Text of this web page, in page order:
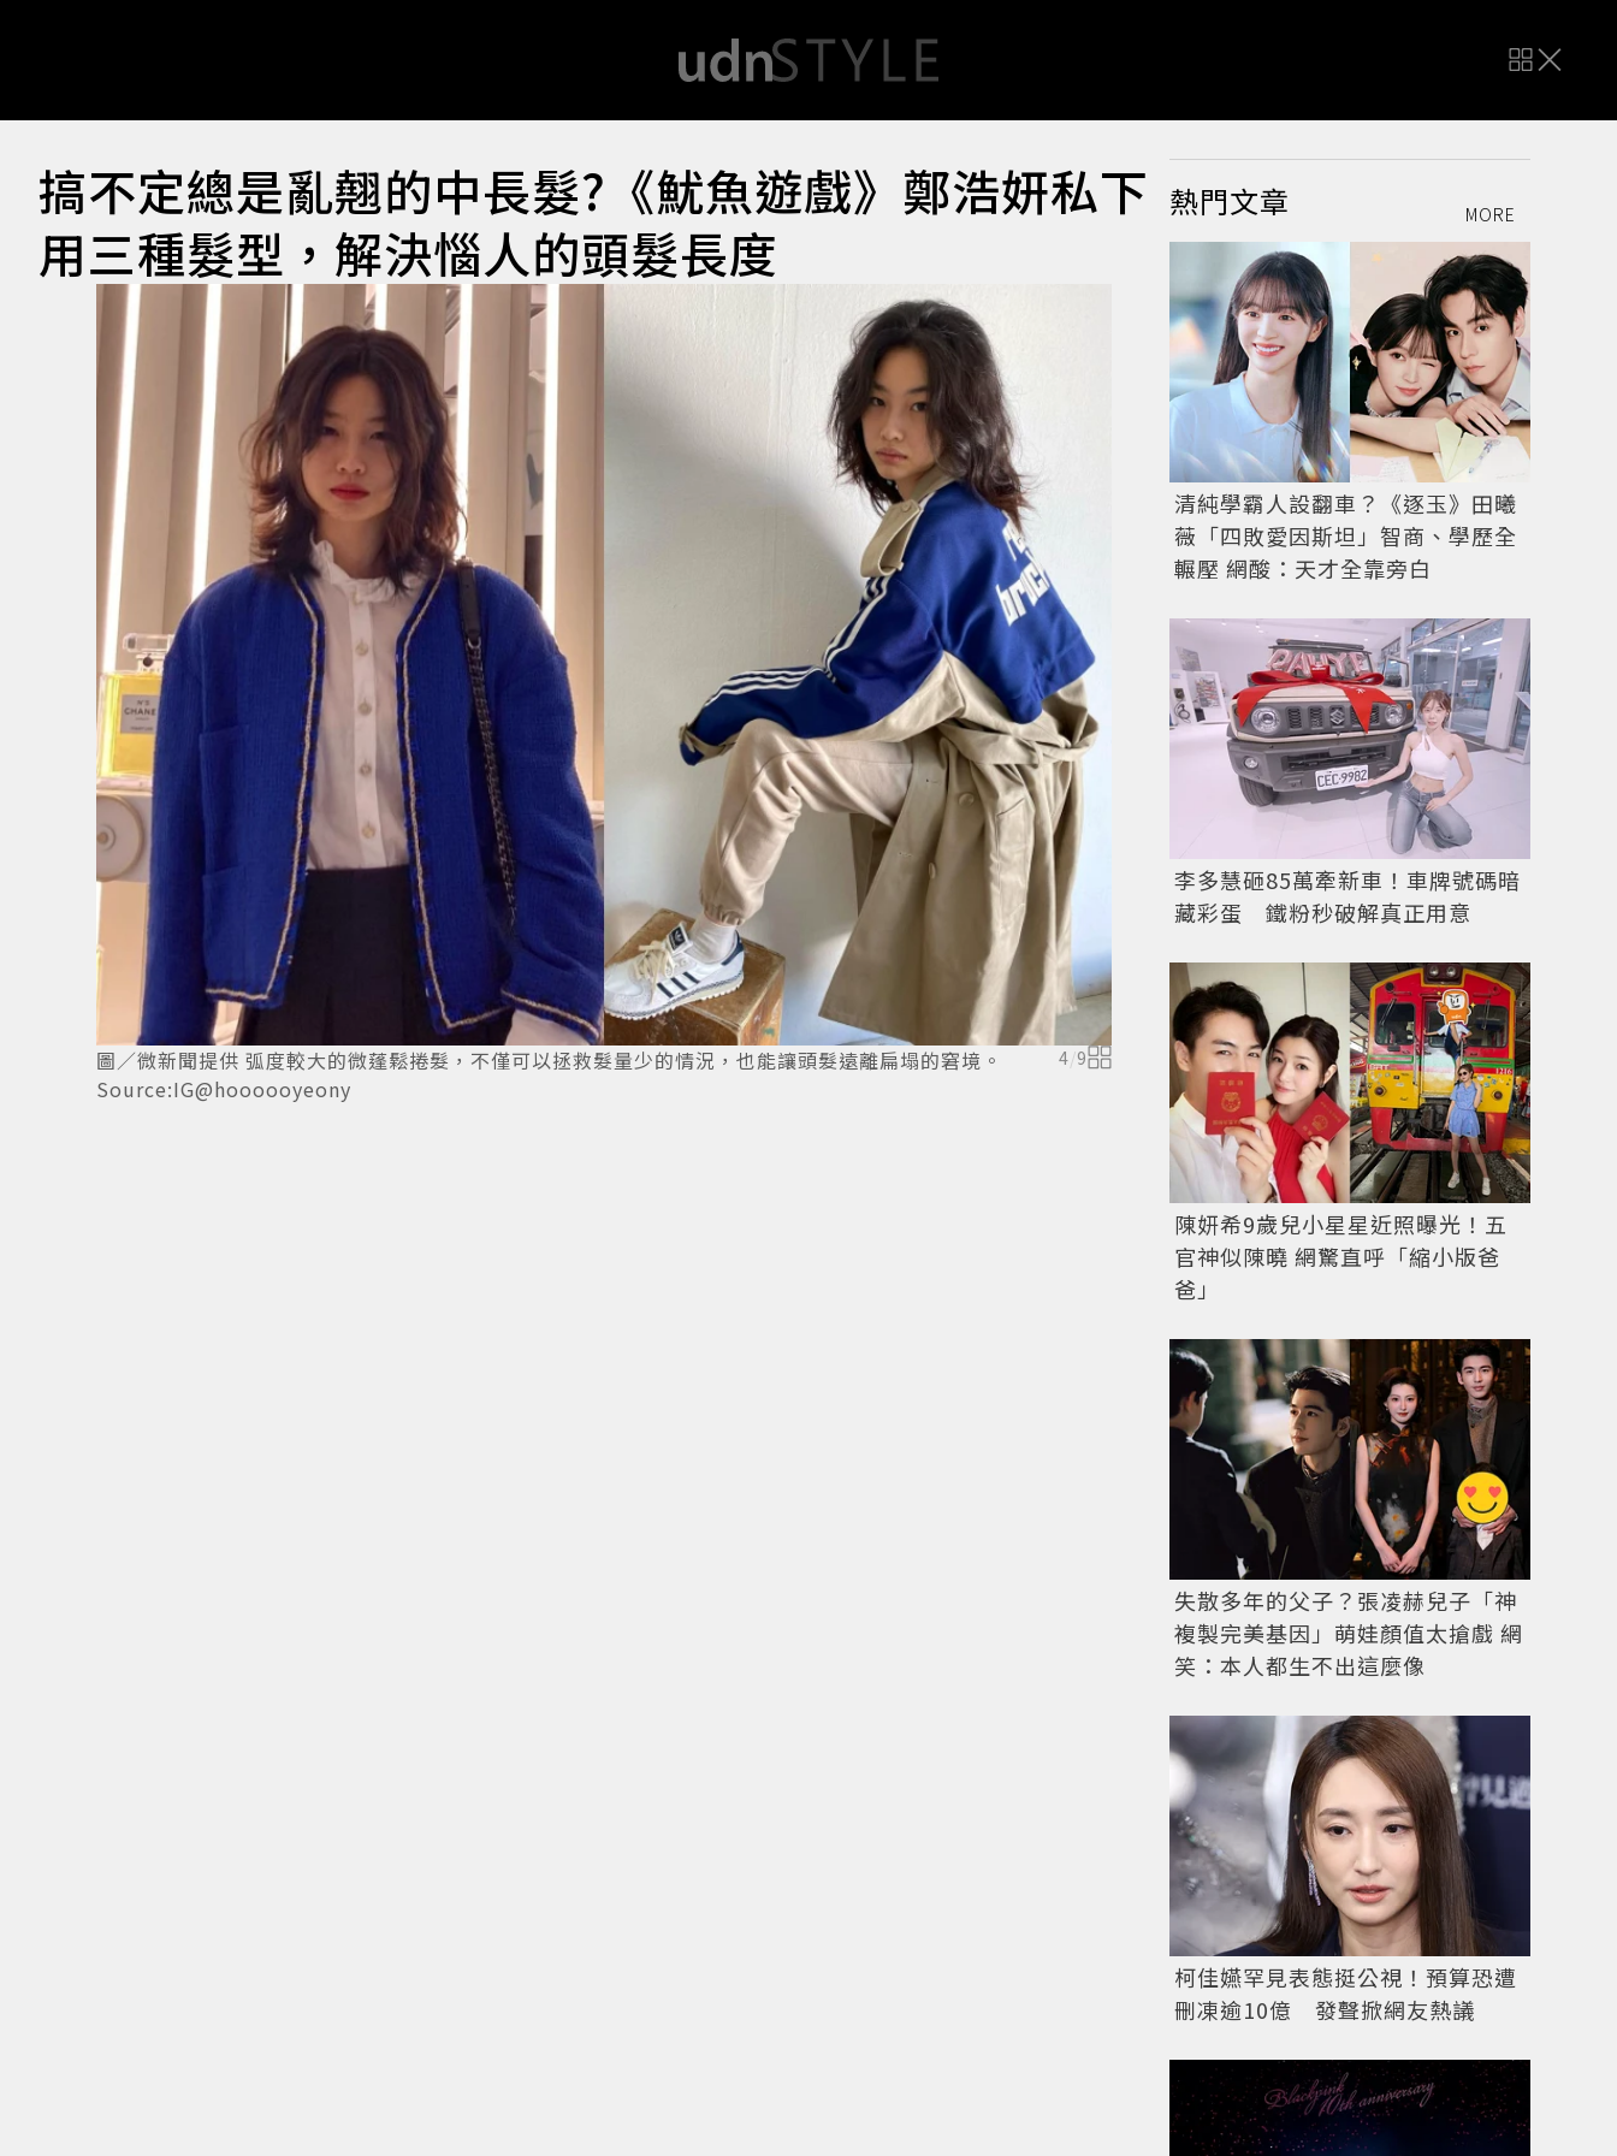
搞不定總是亂翹的中長髮?《魷魚遊戲》鄭浩妍私下
用三種髮型，解決惱人的頭髮長度
圖／微新聞提供 弧度較大的微蓬鬆捲髮，不僅可以拯救髮量少的情況，也能讓頭髮遠離扁塌的窘境。
Source:IG@hoooooyeony
4/9
圖／微新聞提供 公主頭造型不僅較為清爽，且除了一
Source:IG@hoooooyeony
熱門文章 MORE
清純學霸人設翻車？《逐玉》田曦
薇「四敗愛因斯坦」智商、學歷全
輾壓 網酸：天才全靠旁白
李多慧砸85萬牽新車！車牌號碼暗
藏彩蛋 鐵粉秒破解真正用意
陳妍希9歲兒小星星近照曝光！五
官神似陳曉 網驚直呼「縮小版爸
爸」
失散多年的父子？張凌赫兒子「神
複製完美基因」萌娃顏值太搶戲 網
笑：本人都生不出這麼像
柯佳嬿罕見表態挺公視！預算恐遭
刪凍逾10億 發聲掀網友熱議